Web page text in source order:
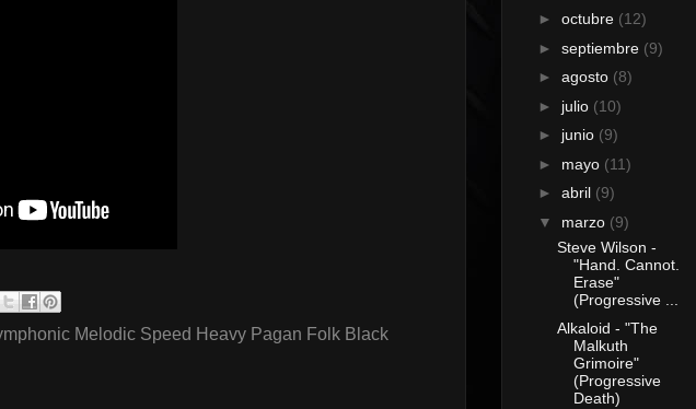
Melodic Speed Heavy Pagan Folk Black
► octubre (12)
► septiembre (9)
► agosto (8)
► julio (10)
► junio (9)
► mayo (11)
► abril (9)
▼ marzo (9)
Steve Wilson -
"Hand. Cannot.
Erase"
(Progressive ...
Alkaloid - "The
Malkuth
Grimoire"
(Progressive
Death)